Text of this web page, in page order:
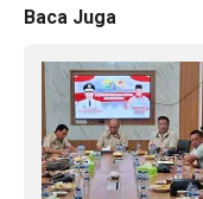
Baca Juga